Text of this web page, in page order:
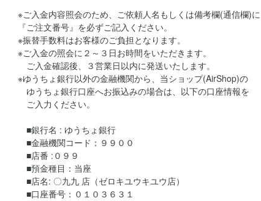
※ご入金内容照会のため、ご依頼人名もしくは備考欄(通信欄)に
『ご注文番号』を必ずご記入ください。
※振替手数料はお客様のご負担となります。
※ご入金の照会に２～３日お時間をいただきます。
ご入金確認後、３営業日以内に発送いたします。
※ゆうちょ銀行以外の金融機関から、当ショップ(AirShop)の
ゆうちょ銀行口座へお振込みの場合は、以下の口座情報を
ご入力ください。
■銀行名 : ゆうちょ銀行
■金融機関コード：９９００
■店番 :０９９
■預金種目：当座
■店名: 〇九九 店（ゼロキユウキユウ店）
■口座番号：０１０３６３１